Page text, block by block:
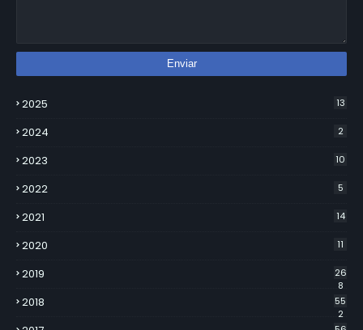
2025 13
2024 2
2023 10
2022 5
2021 14
2020 11
2019
26
8
2018
55
2